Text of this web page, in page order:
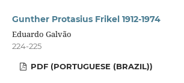
Gunther Protasius Frikel 1912-1974
Eduardo Galvão
224-225
PDF (PORTUGUESE (BRAZIL))